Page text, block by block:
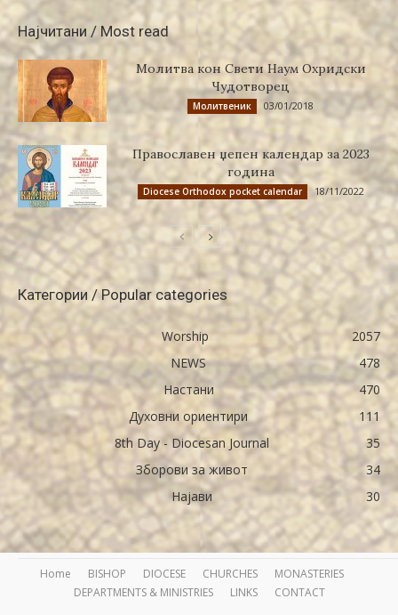
Најчитани / Most read
Молитва кон Свети Наум Охридски
Чудотворец
Молитвеник 03/01/2018
Православен џепен календар за 2023
година
Diocese Orthodox pocket calendar 18/11/2022
Категории / Popular categories
Worship
2057
NEWS
478
Настани
470
Духовни ориентири
111
8th Day - Diocesan Journal
35
Зборови за живот
34
Најави
30
Home BISHOP DIOCESE CHURCHES
MONASTERIES
DEPARTMENTS & MINISTRIES
LINKS CONTACT